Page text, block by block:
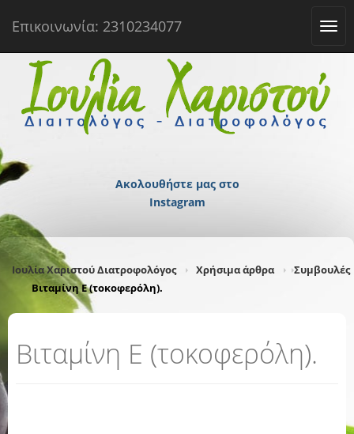
Επικοινωνία: 2310234077
Ακολουθήστε μας στο
Instagram
Ιουλία Χαριστού Διατροφολόγος Χρήσιμα άρθρα
Συμβουλές
Βιταμίνη Ε (τοκοφερόλη).
Βιταμίνη Ε (τοκοφερόλη).